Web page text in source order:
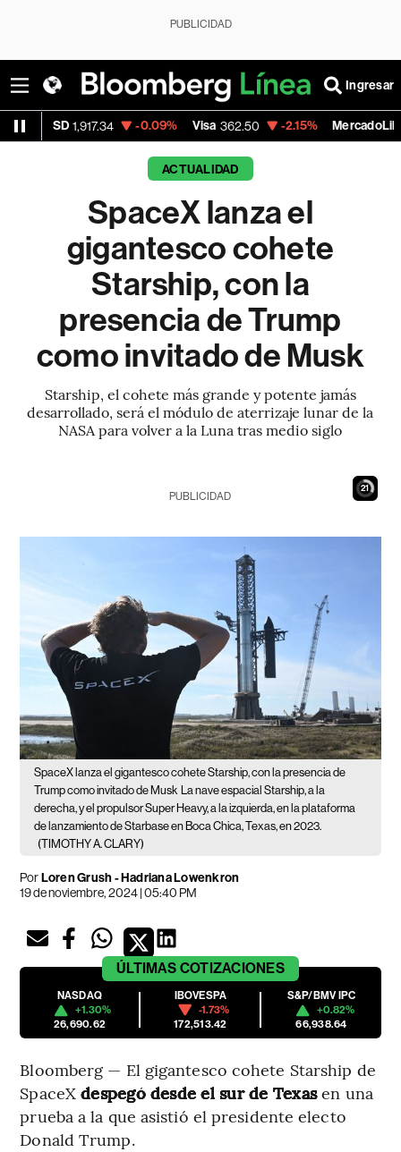
PUBLICIDAD
Ingresar
-0.09% Visa 362.50 -2.15% MercadoLibre 1,821.795
ACTUALIDAD
SpaceX lanza el
gigantesco cohete
Starship, con la
presencia de Trump
como invitado de Musk
Starship, el cohete más grande y potente jamás
desarrollado, será el módulo de aterrizaje lunar de la
NASA para volver a la Luna tras medio siglo
20
PUBLICIDAD
SpaceX lanza el gigantesco cohete Starship, con la presencia de
Trump como invitado de Musk La nave espacial Starship, a la
derecha, y el propulsor Super Heavy, a la izquierda, en la plataforma
de lanzamiento de Starbase en Boca Chica, Texas, en 2023.
(TIMOTHY A. CLARY)
PorLoren Grush - Hadriana Lowenkron
19 de noviembre, 2024 | 05:40 PM
ÚLTIMAS COTIZACIONES
NASDAQ
+1.30%
26,690.62
IBOVESPA
-1.73%
172,513.42
S&P/BMV IPC
+0.82%
66,938.64
Bloomberg — El gigantesco cohete Starship de
SpaceXdespegó desde el sur de Texasen una
prueba a la que asistió el presidente electo
Donald Trump.